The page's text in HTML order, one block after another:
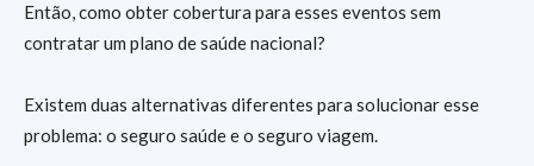
Então, como obter cobertura para esses eventos sem
contratar um plano de saúde nacional?
Existem duas alternativas diferentes para solucionar esse
problema: o seguro saúde e o seguro viagem.